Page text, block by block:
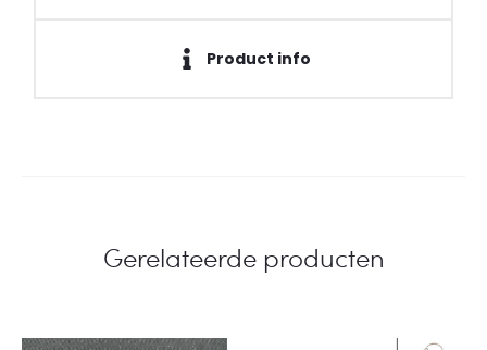
Product info
Gerelateerde producten